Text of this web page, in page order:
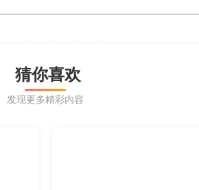
猜你喜欢
发现更多精彩内容